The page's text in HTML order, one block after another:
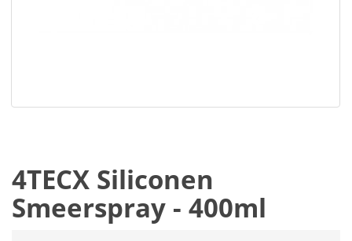
4TECX Siliconen
Smeerspray - 400ml